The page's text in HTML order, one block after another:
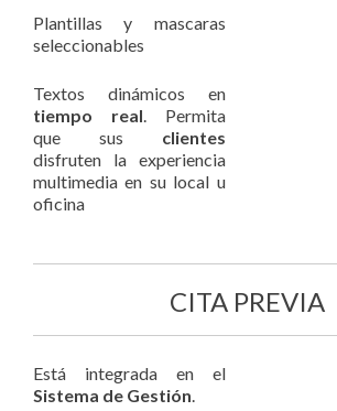
Plantillas y mascaras
seleccionables
Textos dinámicos en
tiempo real. Permita
que sus clientes
disfruten la experiencia
multimedia en su local u
oficina
CITA PREVIA
Está integrada en el
Sistema de Gestión.